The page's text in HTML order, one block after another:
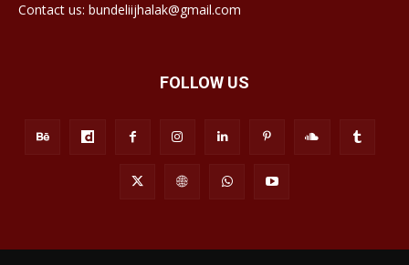
Contact us: bundeliijhalak@gmail.com
FOLLOW US